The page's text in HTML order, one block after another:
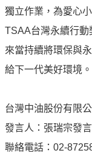
應
最
消
互
動
專
獨立作業，為愛心
TSAA台灣永續行動
來當持續將環保與
給下一代美好環境。
台灣中油股份有限
發言人：張瑞宗發
聯絡電話：02-